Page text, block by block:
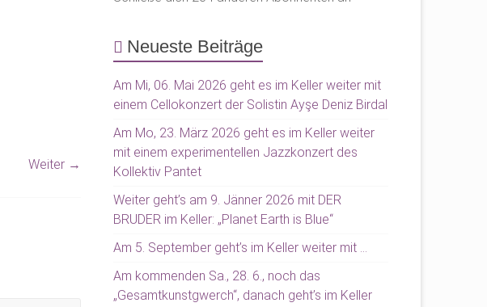
Weiter →
Neueste Beiträge
Am Mi, 06. Mai 2026 geht es im Keller weiter mit
einem Cellokonzert der Solistin Ayşe Deniz Birdal
Am Mo, 23. März 2026 geht es im Keller weiter
mit einem experimentellen Jazzkonzert des
Kollektiv Pantet
Weiter geht’s am 9. Jänner 2026 mit DER
BRUDER im Keller: „Planet Earth is Blue“
Am 5. September geht’s im Keller weiter mit …
Am kommenden Sa., 28. 6., noch das
„Gesamtkunstgwerch“, danach geht’s im Keller